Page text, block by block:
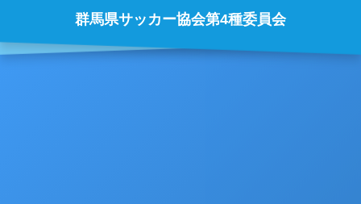
群馬県サッカー協会第4種委員会